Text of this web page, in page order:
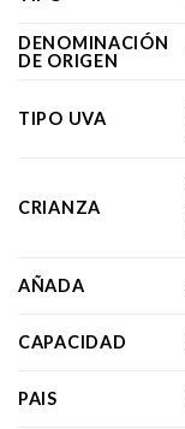
DENOMINACIÓN
DE ORIGEN
TIPO UVA
CRIANZA
AÑADA
CAPACIDAD
PAIS